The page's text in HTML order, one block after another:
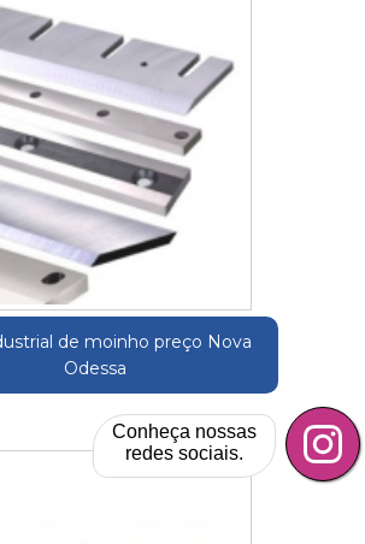
de moinho preço Nova
Odessa
Conheça nossas
redes sociais.